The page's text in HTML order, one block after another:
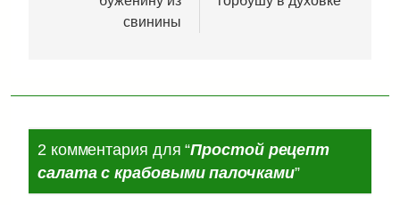
свинины
2 комментария для “Простой рецепт
салата с крабовыми палочками”